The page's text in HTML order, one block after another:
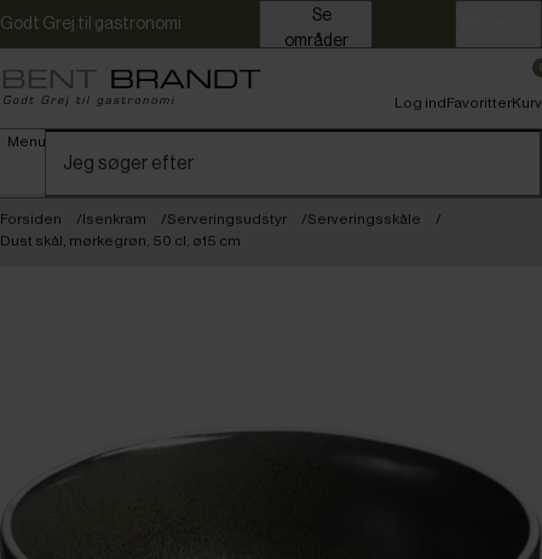
Godt Grej til gastronomi
områder
Menu
Log indFavoritterKurv
Forsiden Isenkram Serveringsudstyr
Serveringsskåle
Dust skål, mørkegrøn, 50 cl, ø15 cm